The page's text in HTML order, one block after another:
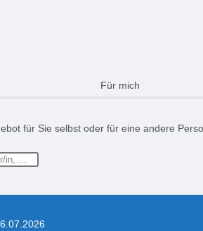
Für mich
für Sie selbst oder für eine andere